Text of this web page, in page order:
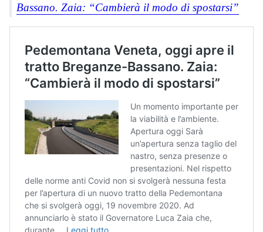
Bassano. Zaia: “Cambierà il modo di spostarsi”